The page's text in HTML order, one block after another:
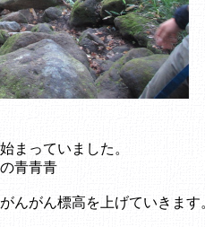
まっていました。
青青青
んがん標高を上げていきます